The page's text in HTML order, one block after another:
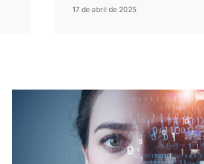
17 de abril de 2025